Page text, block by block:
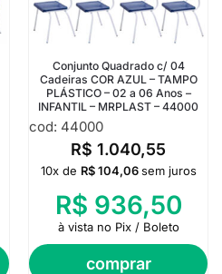
Conjunto Quadrado c/ 04
Cadeiras COR AZUL – TAMPO
PLÁSTICO – 02 a 06 Anos –
INFANTIL – MRPLAST – 44000
cod: 44000
R$ 1.040,55
comprar
10x de R$104,06 sem juros
R$ 936,50
à vista no Pix / Boleto